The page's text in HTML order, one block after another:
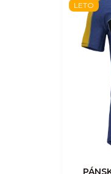
LETO